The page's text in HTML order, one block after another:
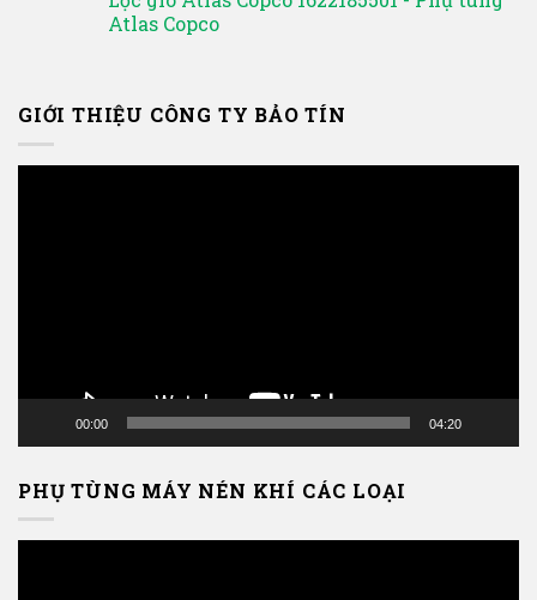
Atlas Copco
GIỚI THIỆU CÔNG TY BẢO TÍN
00:00 04:20
PHỤ TÙNG MÁY NÉN KHÍ CÁC LOẠI